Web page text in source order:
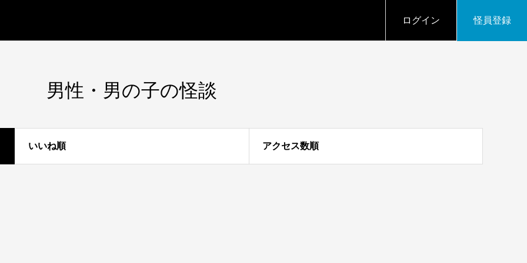
ログイン 怪員登録
男性・男の子の怪談
いいね順 アクセス数順